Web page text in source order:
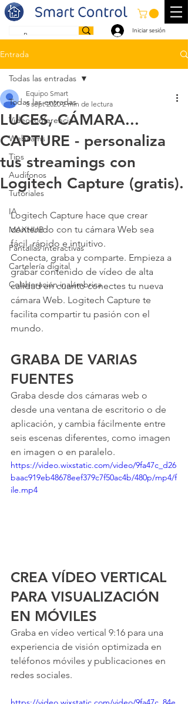
Iniciar sesión
Entrada
Todas las entradas
Videoconferencia
Webcams
Tips
Audifonos
Tutoriales
IA
MAXHUB
Pantallas interactivas
Cartelería digital
Colaboración inalámbrica
Todas las entradas
LUCES, CÁMARA...
CAPTURE - personaliza
tus streamings con
Logitech Capture (gratis).
Equipo Smart
5 sept 2020 2 min de lectura
Logitech Capture hace que crear
contenido con tu cámara Web sea
fácil, rápido e intuitivo.
Conecta, graba y comparte. Empieza a
grabar contenido de vídeo de alta
calidad en cuanto conectes tu nueva
cámara Web. Logitech Capture te
facilita compartir tu pasión con el
mundo.
GRABA DE VARIAS
FUENTES
Graba desde dos cámaras web o
desde una ventana de escritorio o de
aplicación, y cambia fácilmente entre
seis escenas diferentes, como imagen
en imagen o en paralelo.
https://video.wixstatic.com/video/9fa47c_d26
baac919eb48678eef379c7f50ac4b/480p/mp4/f
ile.mp4
CREA VÍDEO VERTICAL
PARA VISUALIZACIÓN
EN MÓVILES
Graba en vídeo vertical 9:16 para una
experiencia de visión optimizada en
teléfonos móviles y publicaciones en
redes sociales.